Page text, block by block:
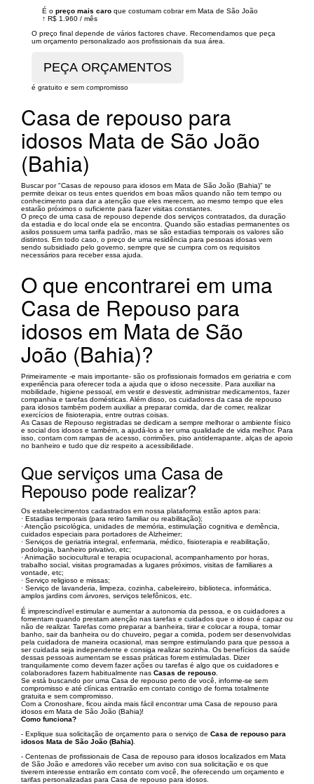
É o preço mais caro que costumam cobrar em Mata de São João
↑ R$ 1.960 / mês
O preço final depende de vários factores chave. Recomendamos que peça
um orçamento personalizado aos profissionais da sua área.
é gratuito e sem compromisso
Casa de repouso para
idosos Mata de São João
(Bahia)
Buscar por "Casas de repouso para idosos em Mata de São João (Bahia)" te
permite deixar os teus entes queridos em boas mãos quando não tem tempo ou
conhecimento para dar a atenção que eles merecem, ao mesmo tempo que eles
estarão próximos o suficiente para fazer visitas constantes.
O preço de uma casa de repouso depende dos serviços contratados, da duração
da estadia e do local onde ela se encontra. Quando são estadias permanentes os
asilos possuem uma tarifa padrão, mas se são estadias temporais os valores são
distintos. Em todo caso, o preço de uma residência para pessoas idosas vem
sendo subsidiado pelo governo, sempre que se cumpra com os requisitos
necessários para receber essa ajuda.
O que encontrarei em uma
Casa de Repouso para
idosos em Mata de São
João (Bahia)?
Primeiramente -e mais importante- são os profissionais formados em geriatria e com
experiência para oferecer toda a ajuda que o idoso necessite. Para auxiliar na
mobilidade, higiene pessoal, em vestir e desvestir, administrar medicamentos, fazer
companhia e tarefas domésticas. Além disso, os cuidadores da casa de repouso
para idosos também podem auxiliar a preparar comida, dar de comer, realizar
exercícios de fisioterapia, entre outras coisas.
As Casas de Repouso registradas se dedicam a sempre melhorar o ambiente físico
e social dos idosos e também, a ajudá-los a ter uma qualidade de vida melhor. Para
isso, contam com rampas de acesso, corrimões, piso antiderrapante, alças de apoio
no banheiro e tudo que diz respeito a acessibilidade.
Que serviços uma Casa de
Repouso pode realizar?
Os estabelecimentos cadastrados em nossa plataforma estão aptos para:
· Estadias temporais (para retiro familiar ou reabilitação);
· Atenção psicológica, unidades de memória, estimulação cognitiva e demência,
cuidados especiais para portadores de Alzheimer;
· Serviços de geriatria integral, enfermaria, médico, fisioterapia e reabilitação,
podologia, banheiro privativo, etc;
· Animação sociocultural e terapia ocupacional, acompanhamento por horas,
trabalho social, visitas programadas a lugares próximos, visitas de familiares a
vontade, etc;
· Serviço religioso e missas;
· Serviço de lavanderia, limpeza, cozinha, cabeleireiro, biblioteca, informática,
amplos jardins com árvores, serviços telefônicos, etc.
É imprescindível estimular e aumentar a autonomia da pessoa, e os cuidadores a
fomentam quando prestam atenção nas tarefas e cuidados que o idoso é capaz ou
não de realizar. Tarefas como preparar a banheira, tirar e colocar a roupa, tomar
banho, sair da banheira ou do chuveiro, pegar a comida, podem ser desenvolvidas
pela cuidadora de maneira ocasional, mas sempre estimulando para que pessoa a
ser cuidada seja independente e consiga realizar sozinha. Os benefícios da saúde
dessas pessoas aumentam se essas práticas forem estimuladas. Dizer
tranquilamente como devem fazer ações ou tarefas é algo que os cuidadores e
colaboradores fazem habitualmente nas Casas de repouso
Se está buscando por uma Casa de repouso perto de você, informe-se sem
compromisso e até clínicas entrarão em contato contigo de forma totalmente
gratuita e sem compromisso.
Com a Cronoshare, ficou ainda mais fácil encontrar uma Casa de repouso para
idosos em Mata de São João (Bahia)!
Como funciona?
- Explique sua solicitação de orçamento para o serviço de Casa de repouso para
idosos Mata de São João (Bahia)
- Centenas de profissionais de Casa de repouso para idosos localizados em Mata
de São João e arredores vão receber um aviso con sua solicitação e os que
tiverem interesse entrarão em contato com você, lhe oferecendo um orçamento e
tarifas personalizadas para Casa de repouso para idosos.